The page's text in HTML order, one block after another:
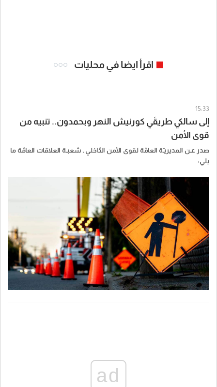
اقرأ ايضا في محليات
15:33
إلى سالكي طريقَي كورنيش النهر وبحمدون.. تنبيه من
قوى الأمن
صدر عـن المديريـّة العامّة لقوى الأمن الدّاخلي ـ شعبـة العلاقات العامّة ما
يلي:
14-8-2026 ستقوم إحدى الشركات المتعهّدة بتنفيذ أعمال برشّ الزفت
ولغاية الساعة 5.00 من اليوم التالي.
سيتمّ قطع السير في المكان طيلة فترة الأعمال، وتحويله يسارًا من
تحت الجسر ما بعد محطّة ملّاح يمينًا باتّجاه البدوي وصولًا إلى منطقة
البدوي – دخولية النهر – الكرنتينا، أمّا صعودًا فباتّجاه جادّة شارل مالك أو
يسارًا باتّجاه كنيسة السيدة – ساسين.
ad